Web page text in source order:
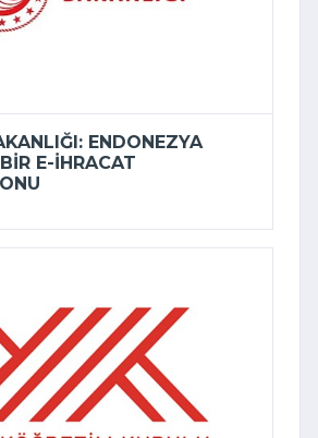
ENDONEZYA
E-İHRACAT